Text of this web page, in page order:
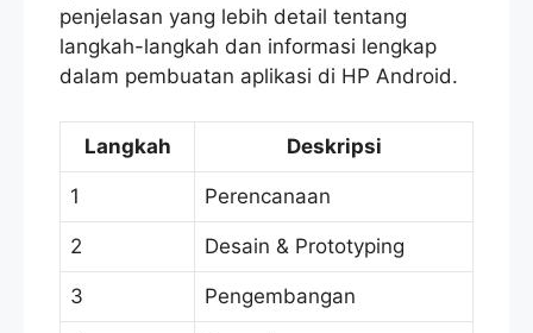
penjelasan yang lebih detail tentang
langkah-langkah dan informasi lengkap
dalam pembuatan aplikasi di HP Android.
Langkah Deskripsi
1 Perencanaan
2 Desain & Prototyping
3 Pengembangan